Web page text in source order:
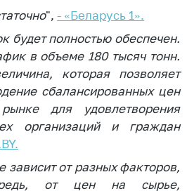
", - «Беларусь 1».
будет полностью обеспечен.
в объеме 180 тысяч тонн.
которая позволяет
сбалансированных цен
для удовлетворения
организаций и граждан
зависит от разных факторов,
от цен на сырье,